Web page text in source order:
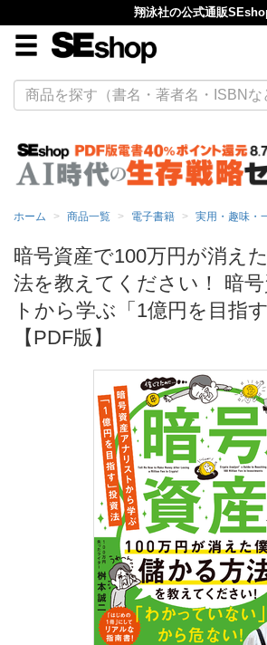
翔泳社の公式通販
ホーム 商品一覧 電子書籍 実用・趣味・
暗号資産で100万円が消え
法を教えてください！ 暗
トから学ぶ「1億円を目指
【PDF版】